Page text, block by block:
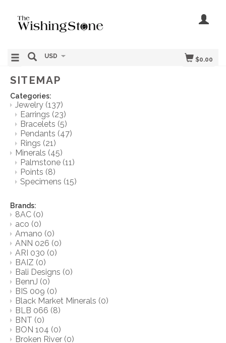
$0.00
USD
SITEMAP
Categories:
Jewelry (137)
Earrings (23)
Bracelets (5)
Pendants (47)
Rings (21)
Minerals (45)
Palmstone (11)
Points (8)
Specimens (15)
Brands:
8AC (0)
aco (0)
Amano (0)
ANN 026 (0)
ARI 030 (0)
BAIZ (0)
Bali Designs (0)
BennJ (0)
BIS 009 (0)
Black Market Minerals (0)
BLB 066 (8)
BNT (0)
BON 104 (0)
Broken River (0)